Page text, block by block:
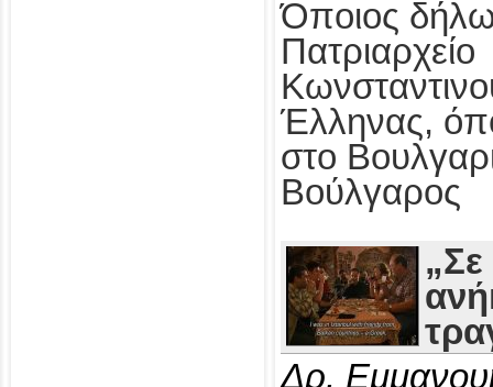
Όποιος
Πατριαρχείο
Έλληνας,
στο
Βούλγαρος
Δρ.